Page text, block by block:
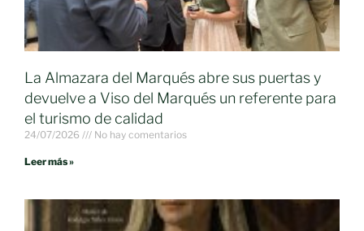
La Almazara del Marqués abre sus puertas y
devuelve a Viso del Marqués un referente para
el turismo de calidad
24/07/2026 No hay comentarios
Leer más »